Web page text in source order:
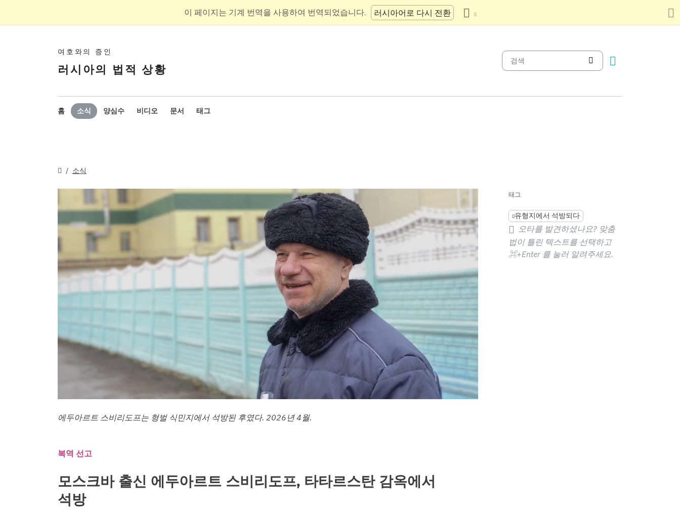
이 페이지는 기계 번역을 사용하여 번역되었습니다. 러시아어로 다시 전환
여호와의 증인
러시아의 법적 상황
홈 소식 양심수 비디오 문서 태그
소식
에두아르트 스비리도프는 형벌 식민지에서 석방된 후였다. 2026년 4월.
복역 선고
모스크바 출신 에두아르트 스비리도프, 타타르스탄 감옥에서
석방
태그
유형지에서 석방되다
오타를 발견하셨나요? 맞춤
법이 틀린 텍스트를 선택하고
⌘+Enter 를 눌러 알려주세요.